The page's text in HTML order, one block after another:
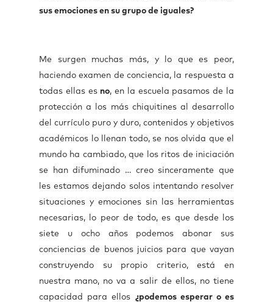
sus emociones en su grupo de iguales?
Me surgen muchas más, y lo que es peor,
haciendo examen de conciencia, la respuesta a
todas ellas es no, en la escuela pasamos de la
protección a los más chiquitines al desarrollo
del currículo puro y duro, contenidos y objetivos
académicos lo llenan todo, se nos olvida que el
mundo ha cambiado, que los ritos de iniciación
se han difuminado … creo sinceramente que
les estamos dejando solos intentando resolver
situaciones y emociones sin las herramientas
necesarias, lo peor de todo, es que desde los
siete u ocho años podemos abonar sus
conciencias de buenos juicios para que vayan
construyendo su propio criterio, está en
nuestra mano, no va a salir de ellos, no tiene
capacidad para ellos ¿podemos esperar o es